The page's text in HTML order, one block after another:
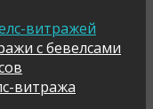
витражей
с бевелсами
витража